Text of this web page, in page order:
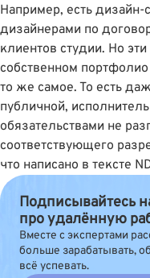
Например, есть дизайн-
дизайнерами по
клиентов студии. Но
собственном
то же самое. То есть
публичной,
обязательствами не
соответствующего
что написано в тексте
Подписывайтесь
про удалённую
Вместе с экспертами
больше зарабатывать,
всё успевать.